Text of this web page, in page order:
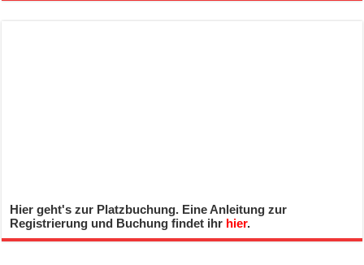
Hier geht's zur Platzbuchung. Eine Anleitung zur
Registrierung und Buchung findet ihr hier.